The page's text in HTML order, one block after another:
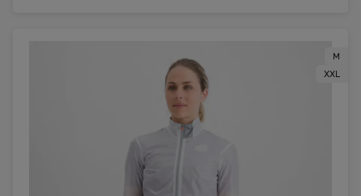
M
XXL